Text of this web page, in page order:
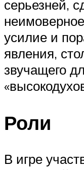
серьезней,
усилие и
явления,
звучащего
Роли
В игре